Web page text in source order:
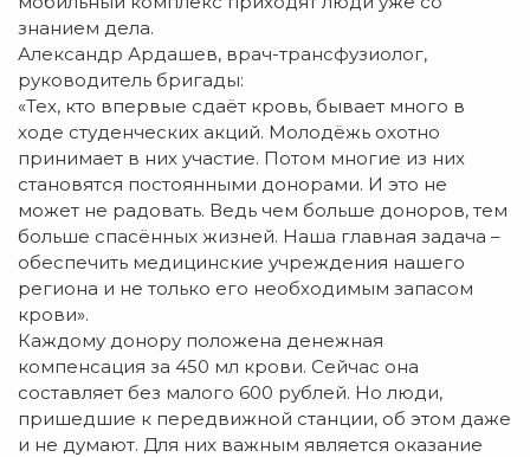
знанием дела.
Александр Ардашев, врач-трансфузиолог,
руководитель бригады:
«Тех, кто впервые сдаёт кровь, бывает много в
ходе студенческих акций. Молодёжь охотно
принимает в них участие. Потом многие из них
становятся постоянными донорами. И это не
может не радовать. Ведь чем больше доноров, тем
больше спасённых жизней. Наша главная задача –
обеспечить медицинские учреждения нашего
региона и не только его необходимым запасом
крови».
Каждому донору положена денежная
компенсация за 450 мл крови. Сейчас она
составляет без малого 600 рублей. Но люди,
пришедшие к передвижной станции, об этом даже
и не думают. Для них важным является оказание